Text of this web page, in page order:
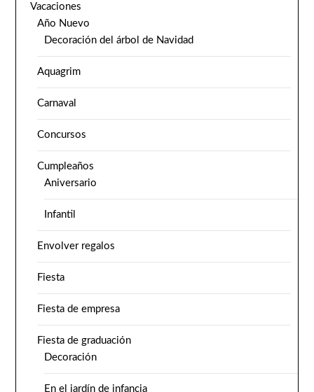
Vacaciones
Año Nuevo
Decoración del árbol de Navidad
Aquagrim
Carnaval
Concursos
Cumpleaños
Aniversario
Infantil
Envolver regalos
Fiesta
Fiesta de empresa
Fiesta de graduación
Decoración
En el jardín de infancia